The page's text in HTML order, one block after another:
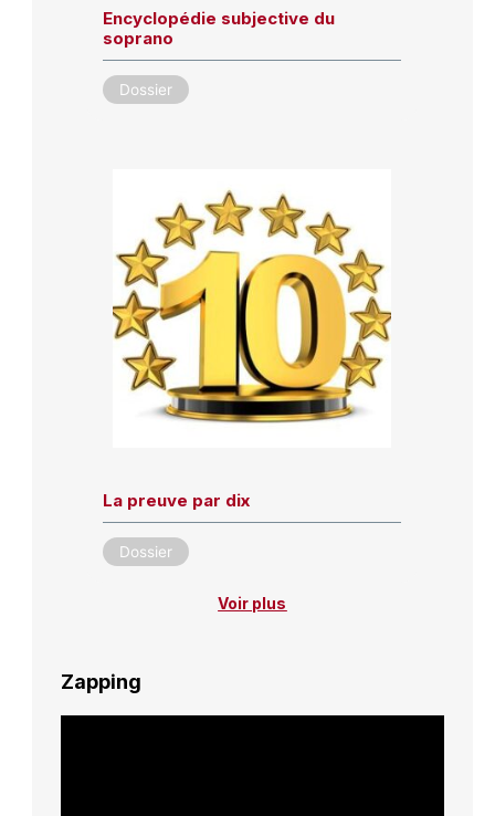
Encyclopédie subjective du
soprano
Dossier
La preuve par dix
Dossier
Voir plus
Zapping